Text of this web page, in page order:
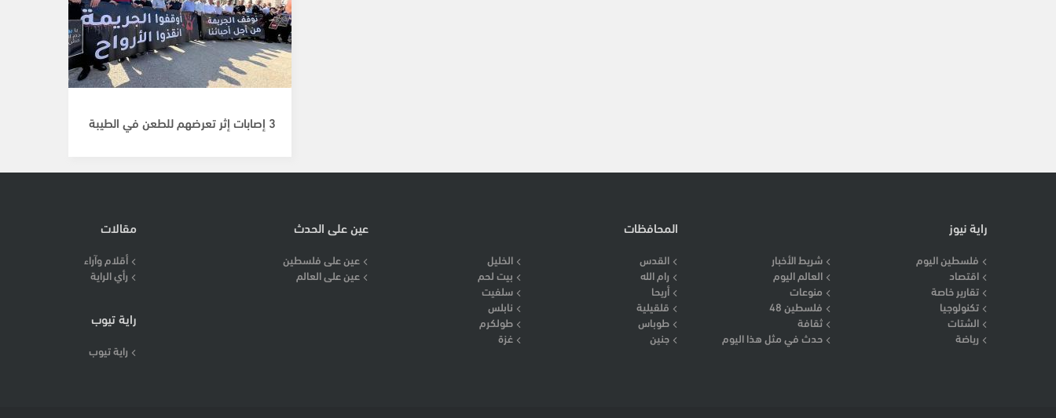
3 إصابات إثر تعرضهم للطعن في الطيبة
راية نيوز
فلسطين اليوم
شريط الأخبار
اقتصاد
العالم اليوم
تقارير خاصة
منوعات
تكنولوجيا
فلسطين 48
الشتات
ثقافة
رياضة
حدث في مثل هذا اليوم
المحافظات
القدس
الخليل
رام الله
بيت لحم
أريحا
سلفيت
قلقيلية
نابلس
طوباس
طولكرم
جنين
غزة
عين على الحدث
عين على فلسطين
عين على العالم
مقالات
أقلام وآراء
رأي الراية
راية تيوب
راية تيوب